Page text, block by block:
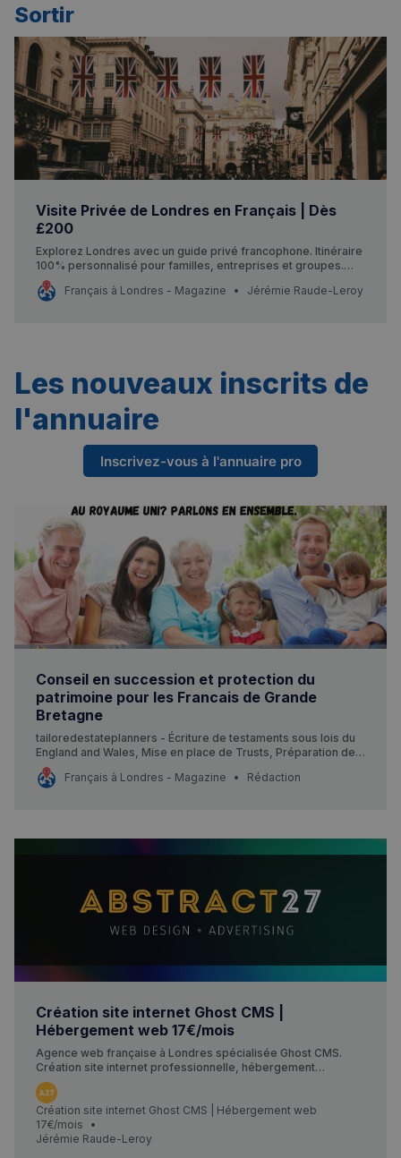
Sortir
Visite Privée de Londres en Français | Dès
£200
Explorez Londres avec un guide privé francophone. Itinéraire
100% personnalisé pour familles, entreprises et groupes.
Dès £200. Devis gratuit en ligne.
Français à Londres - Magazine
Jérémie Raude-Leroy
Les nouveaux inscrits de
l'annuaire
Inscrivez-vous à l'annuaire pro
Conseil en succession et protection du
patrimoine pour les Francais de Grande
Bretagne
tailoredestateplanners - Écriture de testaments sous lois du
England and Wales, Mise en place de Trusts, Préparation de
Lasting Power of Attorney, Stockage sécurisé de documents.
Français à Londres - Magazine
Rédaction
Création site internet Ghost CMS |
Hébergement web 17€/mois
Agence web française à Londres spécialisée Ghost CMS.
Création site internet professionnelle, hébergement
17€/mois, support 24/7. Essai gratuit 14 jours.
Création site internet Ghost CMS | Hébergement web
17€/mois
Jérémie Raude-Leroy